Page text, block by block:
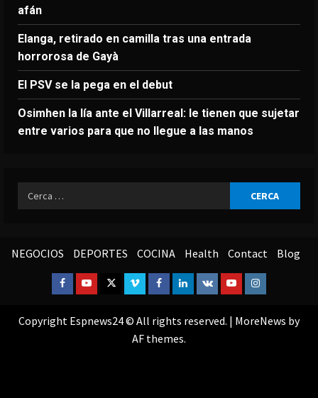
afán
Elanga, retirado en camilla tras una entrada
horrorosa de Gayà
El PSV se la pega en el debut
Osimhen la lía ante el Villarreal: le tienen que sujetar
entre varios para que no llegue a las manos
Ricerca
per:
NEGOCIOS DEPORTES COCINA Health Contact Blog
Facebook
YoutubeTwitterVimeoFacebook
Linkedin
VK YoutubeInstagram
Copyright Espnews24 © All rights reserved. | MoreNews by
AF themes.